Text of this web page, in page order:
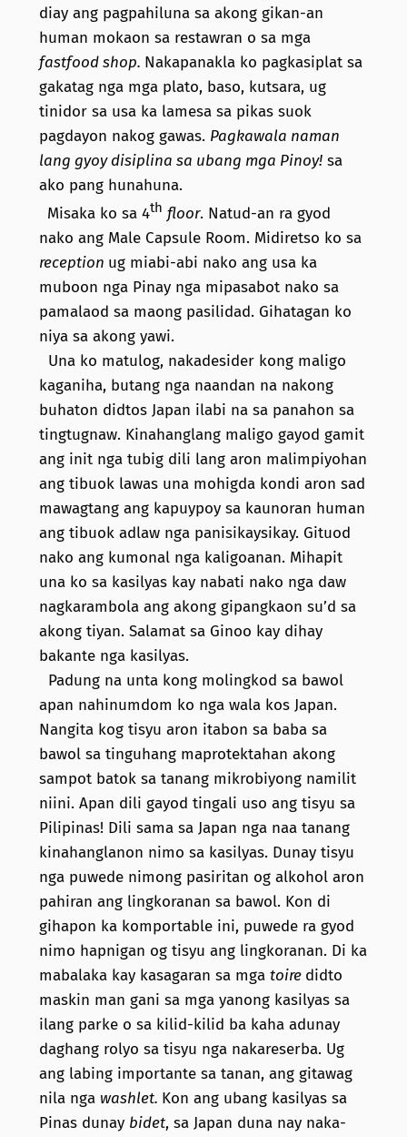
diay ang pagpahiluna sa akong gikan-an
human mokaon sa restawran o sa mga
fastfood shop. Nakapanakla ko pagkasiplat sa
gakatag nga mga plato, baso, kutsara, ug
tinidor sa usa ka lamesa sa pikas suok
pagdayon nakog gawas. Pagkawala naman
lang gyoy disiplina sa ubang mga Pinoy!sa
ako pang hunahuna.
Misaka ko sa 4th floor. Natud-an ra gyod
nako ang Male Capsule Room. Midiretso ko sa
reception ug miabi-abi nako ang usa ka
muboon nga Pinay nga mipasabot nako sa
pamalaod sa maong pasilidad. Gihatagan ko
niya sa akong yawi.
Una ko matulog, nakadesider kong maligo
kaganiha, butang nga naandan na nakong
buhaton didtos Japan ilabi na sa panahon sa
tingtugnaw. Kinahanglang maligo gayod gamit
ang init nga tubig dili lang aron malimpiyohan
ang tibuok lawas una mohigda kondi aron sad
mawagtang ang kapuypoy sa kaunoran human
ang tibuok adlaw nga panisikaysikay. Gituod
nako ang kumonal nga kaligoanan. Mihapit
una ko sa kasilyas kay nabati nako nga daw
nagkarambola ang akong gipangkaon su’d sa
akong tiyan. Salamat sa Ginoo kay dihay
bakante nga kasilyas.
Padung na unta kong molingkod sa bawol
apan nahinumdom ko nga wala kos Japan.
Nangita kog tisyu aron itabon sa baba sa
bawol sa tinguhang maprotektahan akong
sampot batok sa tanang mikrobiyong namilit
niini. Apan dili gayod tingali uso ang tisyu sa
Pilipinas! Dili sama sa Japan nga naa tanang
kinahanglanon nimo sa kasilyas. Dunay tisyu
nga puwede nimong pasiritan og alkohol aron
pahiran ang lingkoranan sa bawol. Kon di
gihapon ka komportable ini, puwede ra gyod
nimo hapnigan og tisyu ang lingkoranan. Di ka
mabalaka kay kasagaran sa mga toire didto
maskin man gani sa mga yanong kasilyas sa
ilang parke o sa kilid-kilid ba kaha adunay
daghang rolyo sa tisyu nga nakareserba. Ug
ang labing importante sa tanan, ang gitawag
nila nga washlet. Kon ang ubang kasilyas sa
Pinas dunay bidet, sa Japan duna nay naka-